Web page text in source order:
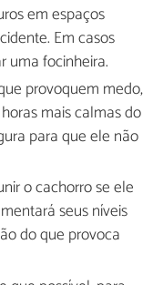
em espaços
Em casos
uma focinheira.
provoquem medo,
mais calmas do
para que ele não
o cachorro se ele
seus níveis
do que provoca